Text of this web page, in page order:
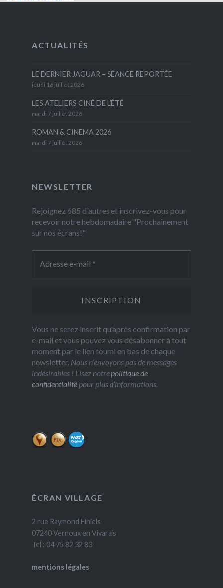
ACTUALITÉS
LE DERNIER JAGUAR – SÉANCE REPORTÉE
jeudi 16 juillet 2026
LES ATELIERS CINÉ DE L’ÉTÉ
mardi 7 juillet 2026
ROMAN & CINEMA 2026
mardi 7 juillet 2026
NEWSLETTER
Rejoignez 685 d'autres et inscrivez-vous pour
recevoir notre hebdomadaire "Prochainement
sur nos écrans!"
Vous ne serez inscrit qu'après confirmation par
e-mail et vous pouvez vous désabonner à tout
moment par le lien fourni en bas de chaque
newsletter. Nous n’envoyons pas de messages
indésirables ! Lisez notrepolitique de
confidentialitépour plus d’informations.
ÉCRAN VILLAGE
2 rue Raymond Finiels
07240 Vernoux en Vivarais
Tel : 04 75 82 32 83
mentions légales